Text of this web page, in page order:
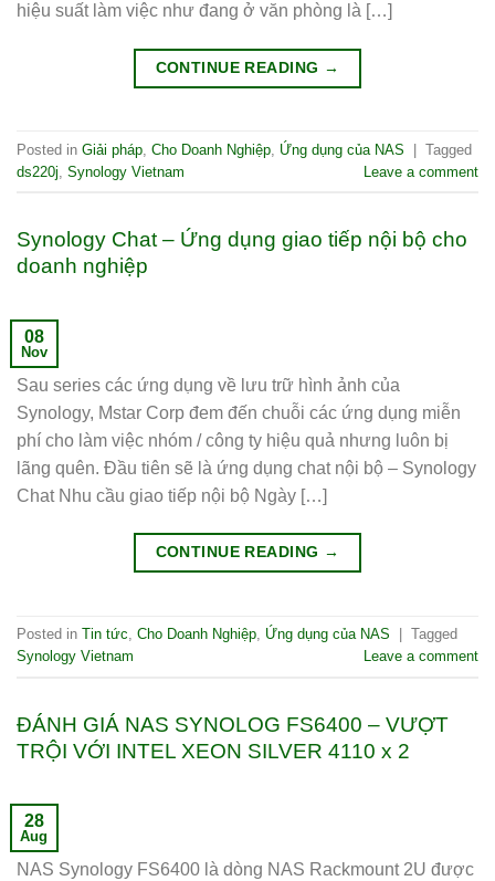
hiệu suất làm việc như đang ở văn phòng là […]
CONTINUE READING →
Posted in Giải pháp Cho Doanh Nghiệp Ứng dụng của NAS | Tagged
ds220j Synology Vietnam Leave a comment
Synology Chat – Ứng dụng giao tiếp nội bộ cho
doanh nghiệp
08
Nov
Sau series các ứng dụng về lưu trữ hình ảnh của
Synology, Mstar Corp đem đến chuỗi các ứng dụng miễn
phí cho làm việc nhóm / công ty hiệu quả nhưng luôn bị
lãng quên. Đầu tiên sẽ là ứng dụng chat nội bộ – Synology
Chat Nhu cầu giao tiếp nội bộ Ngày […]
CONTINUE READING →
Posted in Tin tức, Cho Doanh Nghiệp, Ứng dụng của NAS
Tagged
Synology Vietnam
Leave a comment
ĐÁNH GIÁ NAS SYNOLOG FS6400 – VƯỢT
TRỘI VỚI INTEL XEON SILVER 4110 x 2
28
Aug
NAS Synology FS6400 là dòng NAS Rackmount 2U được